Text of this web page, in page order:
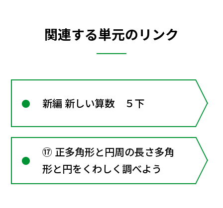
関連する単元のリンク
新編 新しい算数 ５下
⑰ 正多角形と円周の長さ多角
形と円をくわしく調べよう